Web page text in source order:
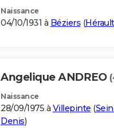
Naissance
04/10/1931 à Béziers (Hérault
Angelique ANDREO
Naissance
28/09/1975 à Villepinte (
Denis)